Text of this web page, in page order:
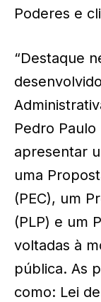
Poderes e
“Destaque
Pedro
apresentar
uma
(PEC), um
(PLP) e um
voltadas à
pública. As
como: Lei